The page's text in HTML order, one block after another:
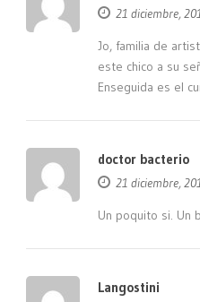
21 diciembre,
Jo, familia de
este chico a su
Enseguida es el
doctor bacterio
21 diciembre,
Un poquito si. Un
Langostini